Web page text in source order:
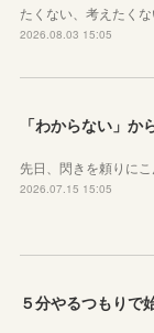
たくない、考えたく
2026.08.03 15:05
「わからない」か
先日、閃きを頼りに
2026.07.15 15:05
５分やるつもりで